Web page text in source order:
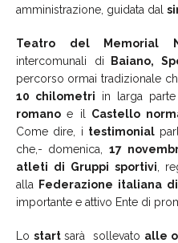
amministrazione, guidata dal
Teatro del Memorial
intercomunali di Baiano,
percorso ormai tradizionale
10 chilometri in larga
romanoe il Castello
Come dire, i testimonial
che,- domenica, 17
atleti di Gruppi sportivi ,
alla
Federazione italiana di
importante e attivo Ente di
Lo startsarà sollevato alle